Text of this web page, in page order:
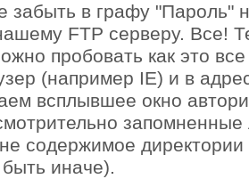
забыть в графу "Пароль"
FTP серверу. Все!
пробовать как это все
(например IE) и в
всплывшее окно
запомненные
содержимое
быть иначе).